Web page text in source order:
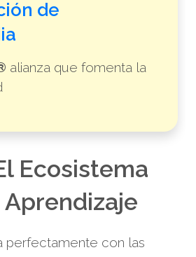
de
alianza que fomenta la
Ecosistema
perfectamente con las